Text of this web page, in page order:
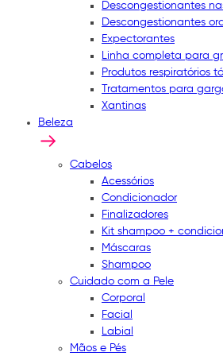
Descongestionantes
Descongestionantes
Expectorantes
Linha completa para
Produtos respiratórios
Tratamentos para
Xantinas
Beleza
Cabelos
Acessórios
Condicionador
Finalizadores
Kit shampoo +
Máscaras
Shampoo
Cuidado com a Pele
Corporal
Facial
Labial
Mãos e Pés